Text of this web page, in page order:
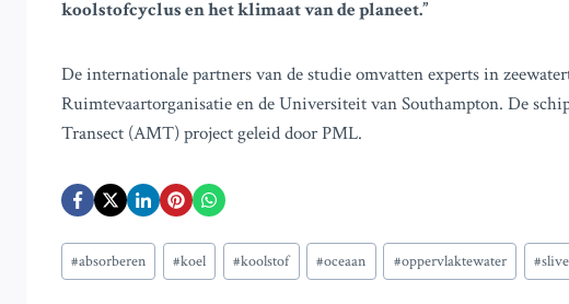
koolstofcyclus en het klimaat van de planeet.”
De internationale partners van de studie omvatten experts in
Ruimtevaartorganisatie en de Universiteit van Southampton. De
Transect (AMT) project geleid door PML.
Bericht
tags:
#absorberen #koel #koolstof #oceaan #oppervlaktewater #